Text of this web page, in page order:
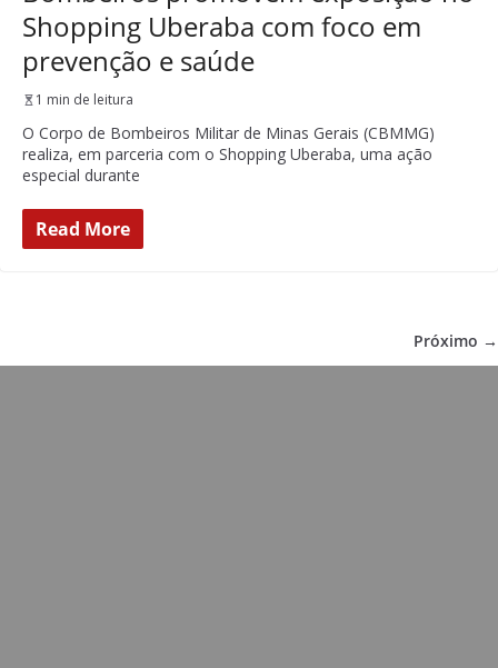
Shopping Uberaba com foco em
prevenção e saúde
1 min de leitura
O Corpo de Bombeiros Militar de Minas Gerais (CBMMG)
realiza, em parceria com o Shopping Uberaba, uma ação
especial durante
Read More
Próximo →